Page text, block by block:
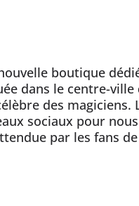
boutique
dans le centre-ville
des magiciens.
sociaux pour
par les fans de